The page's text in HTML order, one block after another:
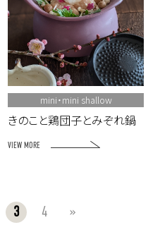
mini・mini shallow
きのこと鶏団子とみぞれ鍋
VIEW MORE
3 4 »